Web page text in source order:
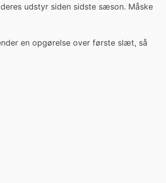
udstyr siden sidste sæson. Måske
en opgørelse over første slæt, så